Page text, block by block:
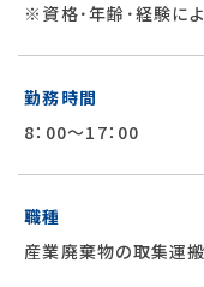
※資格･年齢･経験に
勤務時間
8：00～17：00
職種
産業廃棄物の取集運搬